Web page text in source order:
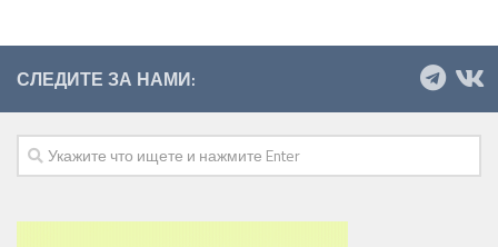
СЛЕДИТЕ ЗА НАМИ: